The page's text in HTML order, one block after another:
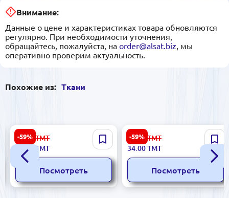
Внимание:
Данные о цене и характеристиках товара обновляются
регулярно. При необходимости уточнения,
обращайтесь, пожалуйста, на order@alsat.biz , мы
оперативно проверим актуальность.
Похожие из: Ткани
-59%
Suzanna C#76 | Ткань креп
темно-зеленая ширина 1,5
99.00 ТМТ
40.00
ТМТ
Посмотреть
-59%
Без бренда 140 | Штапель
школьный зеленый
ширина 1,50 м
84.00 ТМТ
34.00ТМТ
Посмотреть